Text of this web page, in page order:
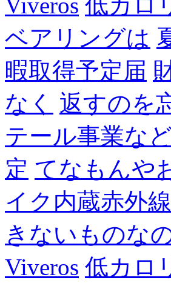
ベアリングは
暇取得予定届
なく
返すのを
テール事業な
定 てなもんや
イク内蔵赤外
きないものな
Viveros 低カロ